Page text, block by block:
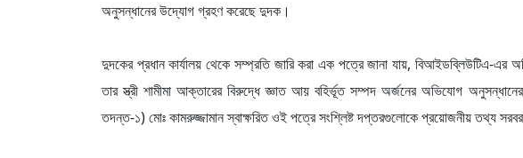
অনুসন্ধানের উদ্যোগ গ্রহণ করেছে দুদক।
দুদকের প্রধান কার্যালয় থেকে সম্প্রতি জারি করা এক পত্রে জানা যায়, বিআইডব্লিউটিএ-এর
তার স্ত্রী শামীমা আক্তারের বিরুদ্ধে জ্ঞাত আয় বহির্ভূত সম্পদ অর্জনের অভিযোগ
তদন্ত-১) মোঃ কামরুজ্জামান স্বাক্ষরিত ওই পত্রে সংশ্লিষ্ট দপ্তরগুলোকে প্রয়োজনীয় তথ্য